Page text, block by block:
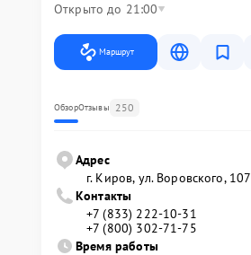
Открыто до 21:00
Маршрут
ОбзорОтзывы 250
Адрес
г. Киров, ул. Воровского, 107
Контакты
+7 (833) 222-10-31
+7 (800) 302-71-75
Время работы